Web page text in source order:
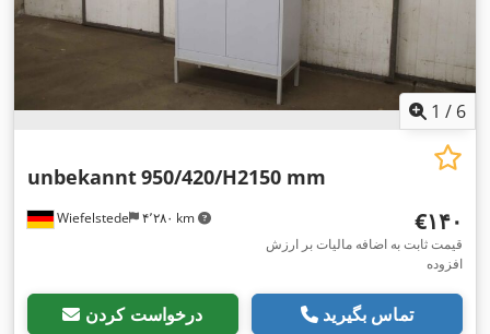
1 / 6
Wiefelstede ۴٬۲۸۰ km
unbekannt950/420/H2150 mm
‎€۱۴۰
قیمت ثابت به اضافه مالیات بر ارزش
افزوده
درخواست کردن تماس بگیرید